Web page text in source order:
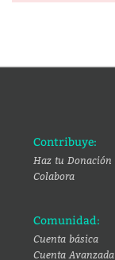
Contribuye:
Haz tu Donación
Colabora
Comunidad:
Cuenta básica
Cuenta Avanzada